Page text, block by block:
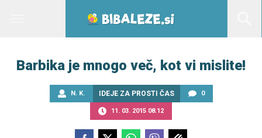
Barbika je mnogo več, kot vi mislite!
N. K. IDEJE ZA PROSTI ČAS 0
11. 03. 2015 08.12